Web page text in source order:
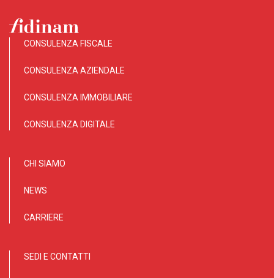
CONSULENZA FISCALE
CONSULENZA AZIENDALE
CONSULENZA IMMOBILIARE
CONSULENZA DIGITALE
CHI SIAMO
NEWS
CARRIERE
SEDI E CONTATTI